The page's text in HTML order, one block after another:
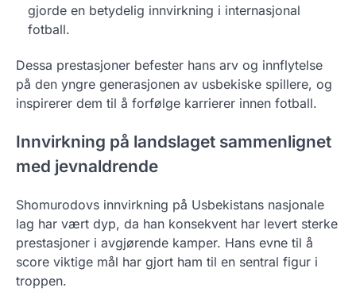
gjorde en betydelig innvirkning i internasjonal
fotball.
Dessa prestasjoner befester hans arv og innflytelse
på den yngre generasjonen av usbekiske spillere, og
inspirerer dem til å forfølge karrierer innen fotball.
Innvirkning på landslaget sammenlignet
med jevnaldrende
Shomurodovs innvirkning på Usbekistans nasjonale
lag har vært dyp, da han konsekvent har levert sterke
prestasjoner i avgjørende kamper. Hans evne til å
score viktige mål har gjort ham til en sentral figur i
troppen.